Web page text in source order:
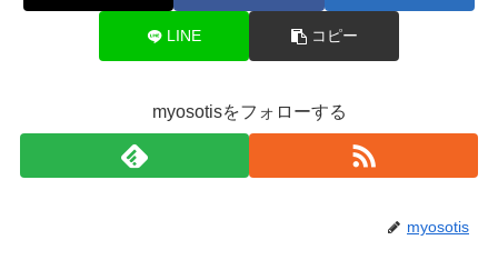
LINE コピー
myosotisをフォローする
myosotis